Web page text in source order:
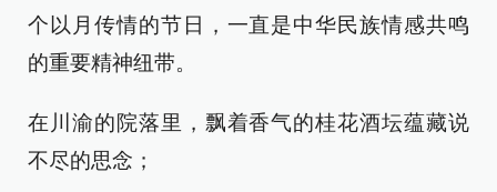
个以月传情的节日，一直是中华民族情感共鸣
的重要精神纽带。
在川渝的院落里，飘着香气的桂花酒坛蕴藏说
不尽的思念；